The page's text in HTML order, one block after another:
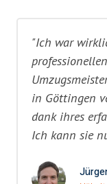
"Ich war
in Göttingen
dank ihres
Ich kann sie